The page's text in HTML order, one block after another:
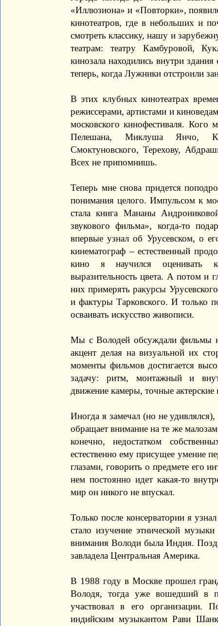
«Иллюзиона» и «Повторки»,
кинотеатров, где в небольших и
смотреть классику, нашу и
театрам: театру Камбуровой,
кинозала находились внутри
теперь, когда Лужники отстроили
В этих клубных кинотеатрах
режиссерами, артистами и
московского кинофестиваля.
Пелешана, Миклуша Янчо,
Смоктуновского, Терехову,
Всех не припомнишь.
Теперь мне снова придется
понимания целого. Импульсом к
стала книга Мананы
звукового фильма», когда-то
впервые узнал об Урусевском, о
кинематограф – естественный
кино я научился оценивать
выразительность цвета. А потом и
них примерять ракурсы
и фактуры Тарковского. И только
осваивать искусство живописи.
Мы с Володей обсуждали фильмы
акцент делая на визуальной их
моменты фильмов достигается
задачу: ритм, монтажный и
движение камеры, точные актерские
Иногда я замечал (но не
обращает внимание на те же
конечно, недостатком
естественно ему присущее умение
глазами, говорить о предмете его
нем постоянно идет какая-то
мир он никого не впускал.
Только после консерватории я
стало изучение этнической
внимания Володи была Индия.
завладела Центральная Америка.
В 1988 году в Москве прошел
Володя, тогда уже вошедший в
участвовал в его организации.
индийским музыкантом Рави